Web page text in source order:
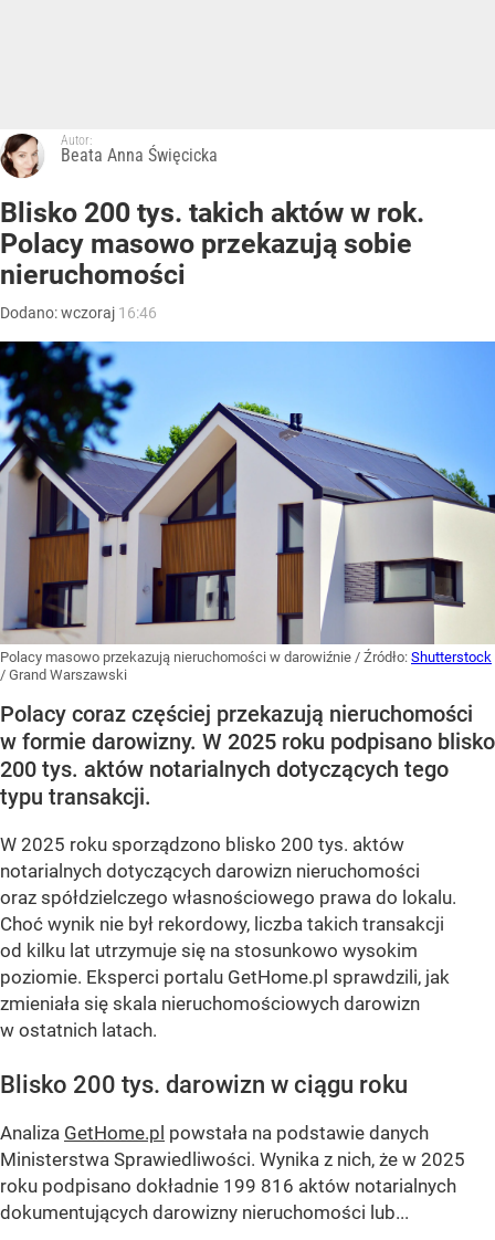
Autor:
Beata Anna Święcicka
Blisko 200 tys. takich aktów w rok.
Polacy masowo przekazują sobie
nieruchomości
Dodano:wczoraj 16:46
Polacy masowo przekazują nieruchomości w darowiźnie / Źródło: Shutterstock
/ Grand Warszawski
Polacy coraz częściej przekazują nieruchomości
w formie darowizny. W 2025 roku podpisano blisko
200 tys. aktów notarialnych dotyczących tego
typu transakcji.
W 2025 roku sporządzono blisko 200 tys. aktów
notarialnych dotyczących darowizn nieruchomości
oraz spółdzielczego własnościowego prawa do lokalu.
Choć wynik nie był rekordowy, liczba takich transakcji
od kilku lat utrzymuje się na stosunkowo wysokim
poziomie. Eksperci portalu GetHome.pl sprawdzili, jak
zmieniała się skala nieruchomościowych darowizn
w ostatnich latach.
Blisko 200 tys. darowizn w ciągu roku
Analiza GetHome.pl powstała na podstawie danych
Ministerstwa Sprawiedliwości. Wynika z nich, że w 2025
roku podpisano dokładnie 199 816 aktów notarialnych
dokumentujących darowizny nieruchomości lub...